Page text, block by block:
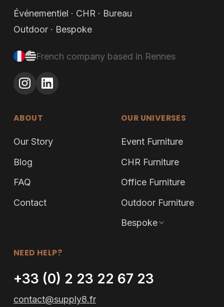
Événementiel · CHR · Bureau
Outdoor · Bespoke
French company based in Rennes
ABOUT
Our Story
Blog
FAQ
Contact
OUR UNIVERSES
Event Furniture
CHR Furniture
Office Furniture
Outdoor Furniture
Bespoke
NEED HELP?
+33 (0) 2 23 22 67 23
contact@supply8.fr